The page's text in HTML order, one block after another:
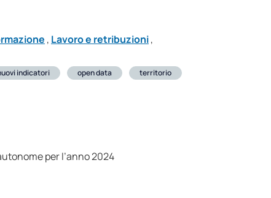
, Lavoro e retribuzioni,
indicatori open data territorio
per l’anno 2024